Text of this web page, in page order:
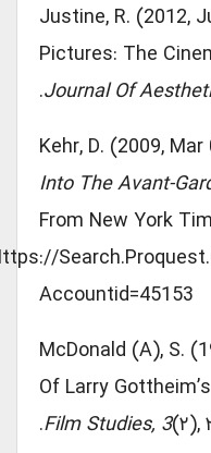
Justine, R.
Pictures: The
Journal Of
Kehr, D. (2009,
Into The Avant-
From New York
Https://
Accountid=45153
McDonald (A), S.
Of Larry
Film Studies, 3